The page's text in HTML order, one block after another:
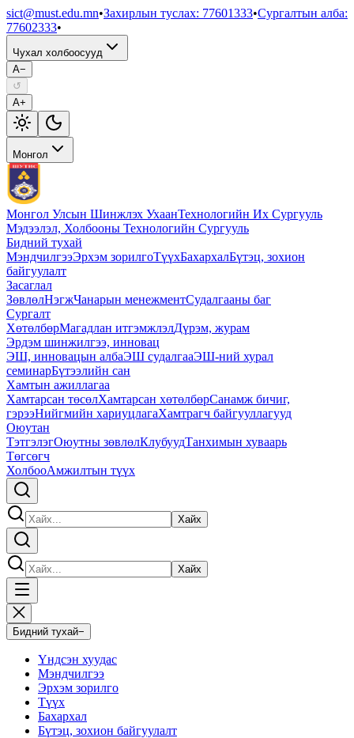
sict@must.edu.mn•Захирлын туслах: 77601333•Сургалтын алба:
77602333•
Чухал холбоосууд
A−
↺
A+
Монгол
Монгол Улсын Шинжлэх УхаанТехнологийн Их Сургууль
Мэдээлэл, Холбооны Технологийн Сургууль
Бидний тухай
МэндчилгээЭрхэм зорилгоТүүхБахархалБүтэц, зохион
байгуулалт
Засаглал
ЗөвлөлНэгжЧанарын менежментСудалгааны баг
Сургалт
ХөтөлбөрМагадлан итгэмжлэлДүрэм, журам
Эрдэм шинжилгээ, инновац
ЭШ, инновацын албаЭШ судалгааЭШ-ний хурал
семинарБүтээлийн сан
Хамтын ажиллагаа
Хамтарсан төсөлХамтарсан хөтөлбөрСанамж бичиг,
гэрээНийгмийн хариуцлагаХамтрагч байгууллагууд
Оюутан
ТэтгэлэгОюутны зөвлөлКлубуудТанхимын хуваарь
Төгсөгч
ХолбооАмжилтын түүх
Хайх
Хайх
Бидний тухай−
Үндсэн хуудас
Мэндчилгээ
Эрхэм зорилго
Түүх
Бахархал
Бүтэц, зохион байгуулалт